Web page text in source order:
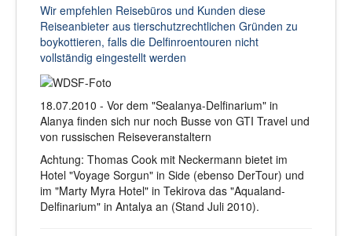
Wir empfehlen Reisebüros und Kunden diese
Reiseanbieter aus tierschutzrechtlichen Gründen zu
boykottieren, falls die Delfinroentouren nicht
vollständig eingestellt werden
18.07.2010 - Vor dem "Sealanya-Delfinarium" in
Alanya finden sich nur noch Busse von GTI Travel und
von russischen Reiseveranstaltern
Achtung: Thomas Cook mit Neckermann bietet im
Hotel "Voyage Sorgun" in Side (ebenso DerTour) und
im "Marty Myra Hotel" in Tekirova das "Aqualand-
Delfinarium" in Antalya an (Stand Juli 2010).